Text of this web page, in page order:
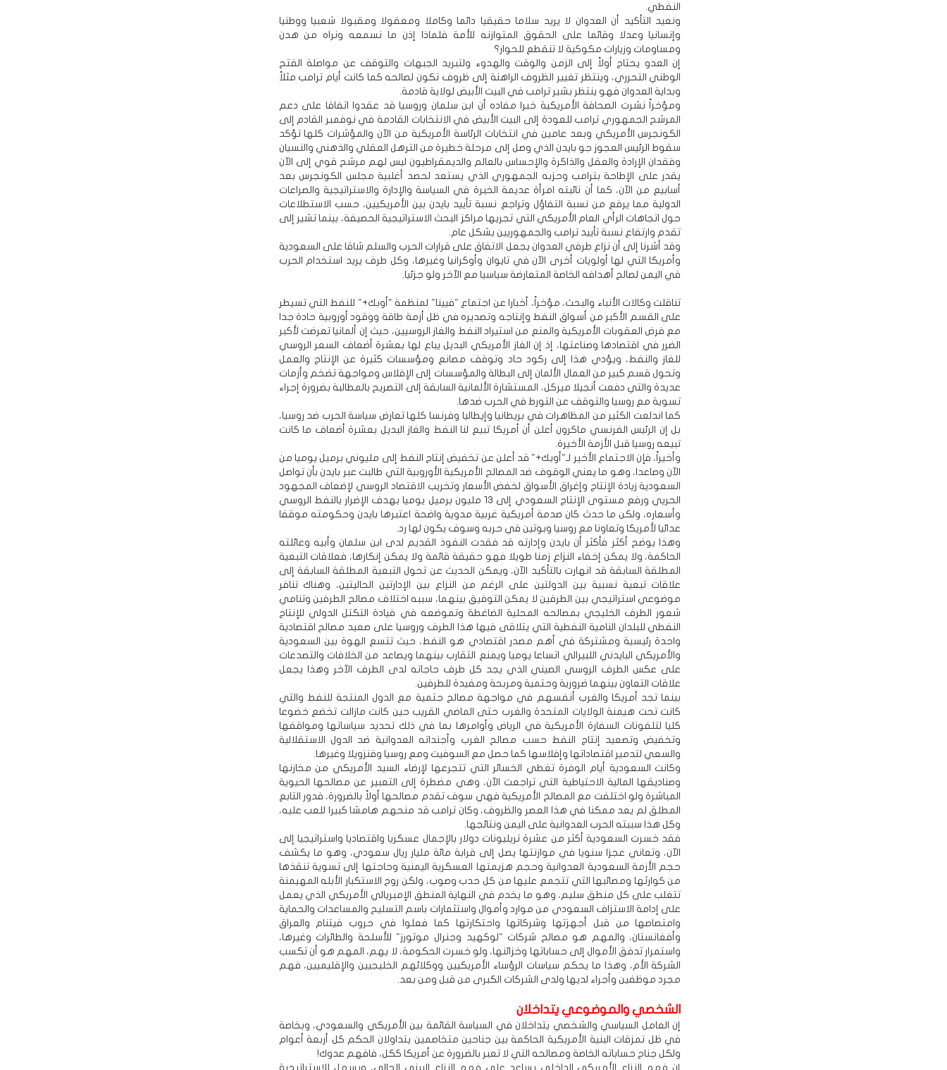
النفطي.
ونعيد التأكيد أن العدوان لا يريد سلاما حقيقيا دائما وكاملا ومعقولا ومقبولا شعبيا ووطنيا
وإنسانيا وعدلا وقائما على الحقوق المتوازنه للأمة فلماذا إذن ما نسمعه ونراه من هدن
ومساومات وزيارات مكوكية لا تنقطع للحوار؟
إن العدو يحتاج أولاً إلى الزمن والوقت والهدوء ولتبريد الجبهات والتوقف عن مواصلة الفتح
الوطني التحرري، وينتظر تغيير الظروف الراهنة إلى ظروف تكون لصالحه كما كانت أيام ترامب مثلاً
وبداية العدوان فهو ينتظر بشير ترامب في البيت الأبيض لولاية قادمة.
ومؤخراً نشرت الصحافة الأمريكية خبرا مفاده أن ابن سلمان وروسيا قد عقدوا اتفاقا على دعم
المرشح الجمهوري ترامب للعودة إلى البيت الأبيض في الانتخابات القادمة في نوفمبر القادم إلى
الكونجرس الأمريكي وبعد عامين في انتخابات الرئاسة الأمريكية من الآن والمؤشرات كلها تؤكد
سقوط الرئيس العجوز جو بايدن الذي وصل إلى مرحلة خطيرة من الترهل العقلي والذهني والنسيان
وفقدان الإرادة والعقل والذاكرة والإحساس بالعالم والديمقراطيون ليس لهم مرشح قوي إلى الآن
يقدر على الإطاحة بترامب وحزبه الجمهوري الذي يستعد لحصد أغلبية مجلس الكونجرس بعد
أسابيع من الآن، كما أن نائبته امرأة عديمة الخبرة في السياسة والإدارة والاستراتيجية والصراعات
الدولية مما يرفع من نسبة التفاؤل وتراجع نسبة تأييد بايدن بين الأمريكيين، حسب الاستطلاعات
حول اتجاهات الرأي العام الأمريكي التي تجريها مراكز البحث الاستراتيجية الحصيفة، بينما تشير إلى
تقدم وارتفاع نسبة تأييد ترامب والجمهوريين بشكل عام.
وقد أشرنا إلى أن نزاع طرفي العدوان يجعل الاتفاق على قرارات الحرب والسلم شاقا على السعودية
وأمريكا التي لها أولويات أخرى الآن في تايوان وأوكرانيا وغيرها، وكل طرف يريد استخدام الحرب
في اليمن لصالح أهدافه الخاصة المتعارضة سياسيا مع الآخر ولو جزئيا.
تناقلت وكالات الأنباء والبحث، مؤخراً، أخبارا عن اجتماع "فيينا" لمنظمة "أوبك+" للنفط التي تسيطر
على القسم الأكبر من أسواق النفط وإنتاجه وتصديره في ظل أزمة طاقة ووقود أوروبية حادة جدا
مع فرض العقوبات الأمريكية والمنع من استيراد النفط والغاز الروسيين، حيث إن ألمانيا تعرضت لأكبر
الضرر في اقتصادها وصناعتها، إذ إن الغاز الأمريكي البديل يباع لها بعشرة أضعاف السعر الروسي
للغاز والنفط، ويؤدي هذا إلى ركود حاد وتوقف مصانع ومؤسسات كثيرة عن الإنتاج والعمل
وتحول قسم كبير من العمال الألمان إلى البطالة والمؤسسات إلى الإفلاس ومواجهة تضخم وأزمات
عديدة والتي دفعت أنجيلا ميركل، المستشارة الألمانية السابقة إلى التصريح بالمطالبة بضرورة إجراء
تسوية مع روسيا والتوقف عن التورط في الحرب ضدها.
كما اندلعت الكثير من المظاهرات في بريطانيا وإيطاليا وفرنسا كلها تعارض سياسة الحرب ضد روسيا،
بل إن الرئيس الفرنسي ماكرون أعلن أن أمريكا تبيع لنا النفط والغاز البديل بعشرة أضعاف ما كانت
تبيعه روسيا قبل الأزمة الأخيرة.
وأخيراً، فإن الاجتماع الأخير لـ"أوبك+" قد أعلن عن تخفيض إنتاج النفط إلى مليوني برميل يوميا من
الآن وصاعدا، وهو ما يعني الوقوف ضد المصالح الأمريكية الأوروبية التي طالبت عبر بايدن بأن تواصل
السعودية زيادة الإنتاج وإغراق الأسواق لخفض الأسعار وتخريب الاقتصاد الروسي لإضعاف المجهود
الحريي ورفع مستوى الإنتاج السعودي إلى 13 مليون برميل يوميا بهدف الإضرار بالنفط الروسي
وأسعاره، ولكن ما حدث كان صدمة أمريكية غربية مدوية واضحة اعتبرها بايدن وحكومته موقفا
عدائيا لأمريكا وتعاونا مع روسيا وبوتين في حربه وسوف يكون لها رد.
وهذا يوضح أكثر فأكثر أن بايدن وإدارته قد فقدت النفوذ القديم لدى ابن سلمان وأبيه وعائلته
الحاكمة، ولا يمكن إخفاء النزاع زمنا طويلا فهو حقيقة قائمة ولا يمكن إنكارها، فعلاقات التبعية
المطلقة السابقة قد انهارت بالتأكيد الآن، ويمكن الحديث عن تحول التبعية المطلقة السابقة إلى
علاقات تبعية نسبية بين الدولتين على الرغم من النزاع بين الإدارتين الحاليتين، وهناك تنافر
موضوعي استراتيجي بين الطرفين لا يمكن التوفيق بينهما، سببه اختلاف مصالح الطرفين وتنامي
شعور الطرف الخليجي بمصالحه المحلية الضاغطة وتموضعه في قيادة التكتل الدولي للإنتاج
النفطي للبلدان النامية النفطية التي يتلاقى فيها هذا الطرف وروسيا على صعيد مصالح اقتصادية
واحدة رئيسية ومشتركة في أهم مصدر اقتصادي هو النفط، حيث تتسع الهوة بين السعودية
والأمريكي البايدني اللبيرالي اتساعا يوميا ويمنع التقارب بينهما ويصاعد من الخلافات والتصدعات
على عكس الطرف الروسي الصيني الذي يجد كل طرف حاجاته لدى الطرف الآخر وهذا يجعل
علاقات التعاون بينهما ضرورية وحتمية ومربحة ومفيدة للطرفين.
بينما تجد أمريكا والغرب أنفسهم في مواجهة مصالح حتمية مع الدول المنتجة للنفط والتي
كانت تحت هيمنة الولايات المتحدة والغرب حتى الماضي القريب حين كانت مازالت تخضع خضوعا
كليا لتلفونات السفارة الأمريكية في الرياض وأوامرها بما في ذلك تحديد سياساتها ومواقفها
وتخفيض وتصعيد إنتاج النفط حسب مصالح الغرب وأجنداته العدوانية ضد الدول الاستقلالية
والسعي لتدمير اقتصاداتها وإفلاسها كما حصل مع السوفيت ومع روسيا وفنزويلا وغيرها.
وكانت السعودية أيام الوفرة تغطي الخسائر التي تتجرعها لإرضاء السيد الأمريكي من مخازنها
وصناديقها المالية الاحتياطية التي تراجعت الآن، وهي مضطرة إلى التعبير عن مصالحها الحيوية
المباشرة ولو اختلفت مع المصالح الأمريكية فهي سوف تقدم مصالحها أولاً بالضرورة، فدور التابع
المطلق لم يعد ممكنا في هذا العصر والظروف، وكان ترامب قد منحهم هامشا كبيرا للعب عليه،
وكل هذا سببته الحرب العدوانية على اليمن ونتائجها.
فقد خسرت السعودية أكثر من عشرة تريليونات دولار بالإجمال عسكريا واقتصاديا واستراتيجيا إلى
الآن، وتعاني عجزا سنويا في موازنتها يصل إلى قرابة مائة مليار ريال سعودي، وهو ما يكشف
حجم الأزمة السعودية العدوانية وحجم هزيمتها العسكرية اليمنية وحاجتها إلى تسوية تنقذها
من كوارثها ومصائبها التي تتجمع عليها من كل حدب وصوب، ولكن روح الاستكبار الأبله المهيمنة
تتغلب على كل منطق سليم، وهو ما يخدم في النهاية المنطق الإمبريالي الأمريكي الذي يعمل
على إدامة الاستزاف السعودي من موارد وأموال واستثمارات باسم التسليح والمساعدات والحماية
وامتصاصها من قبل أجهزتها وشركاتها واحتكارتها كما فعلوا في حروب فيتنام والعراق
وأفغانستان، والمهم هو مصالح شركات "لوكهيد وجنرال موتورز" للأسلحة والطائرات وغيرها،
واستمرار تدفق الأموال إلى حساباتها وخزائنها، ولو خسرت الحكومة، لا يهم، المهم هو أن تكسب
الشركة الأم، وهذا ما يحكم سياسات الرؤساء الأمريكيين ووكلائهم الخليجيين والإقليميين، فهم
مجرد موظفين وأجراء لديها ولدى الشركات الكبرى من قبل ومن بعد.
الشخصي والموضوعي يتداخلان
إن العامل السياسي والشخصي يتداخلان في السياسة القائمة بين الأمريكي والسعودي، وبخاصة
في ظل تمزقات البنية الأمريكية الحاكمة بين جناحين متخاصمين يتداولان الحكم كل أربعة أعوام
ولكل جناح حساباته الخاصة ومصالحه التي لا تعبر بالضرورة عن أمريكا ككل، فافهم عدوك!
إن فهم النزاع الأمريكي الداخلي يساعد على فهم النزاع البيني الحالي، ويسهل للاستراتيجية